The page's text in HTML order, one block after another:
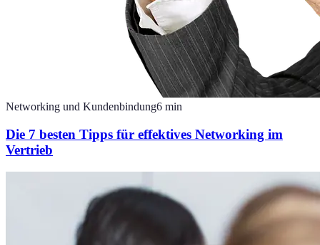
Networking und Kundenbindung6 min
Die 7 besten Tipps für effektives Networking im
Vertrieb